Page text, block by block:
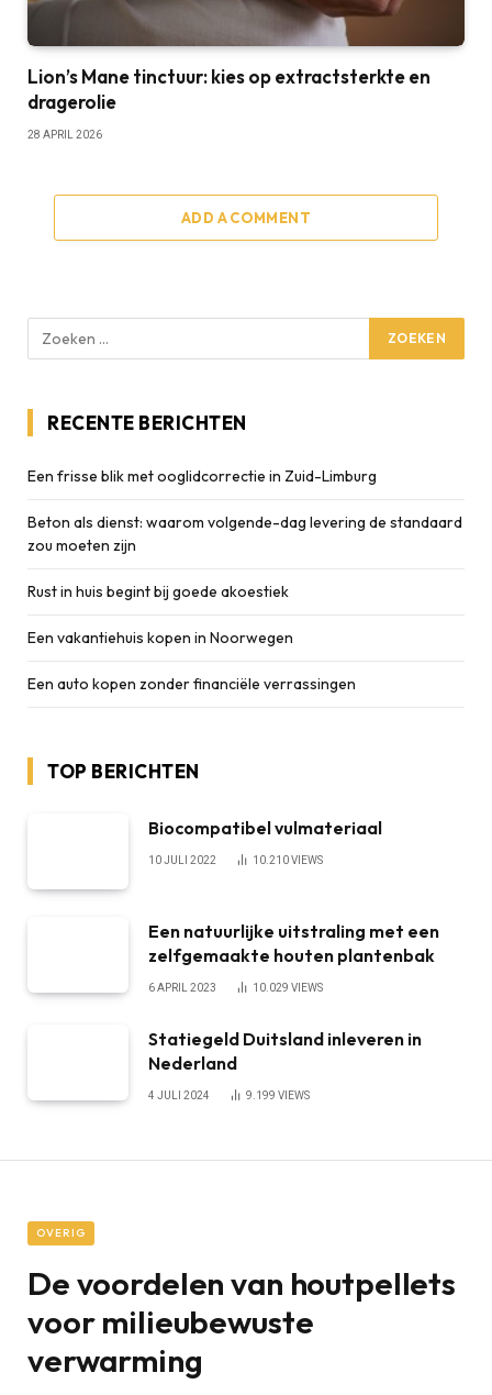
Lion’s Mane tinctuur: kies op extractsterkte en
dragerolie
28 APRIL 2026
ADD A COMMENT
RECENTE BERICHTEN
Een frisse blik met ooglidcorrectie in Zuid-Limburg
Beton als dienst: waarom volgende-dag levering de standaard
zou moeten zijn
Rust in huis begint bij goede akoestiek
Een vakantiehuis kopen in Noorwegen
Een auto kopen zonder financiële verrassingen
TOP BERICHTEN
Biocompatibel vulmateriaal
10 JULI 2022 10.210VIEWS
Een natuurlijke uitstraling met een
zelfgemaakte houten plantenbak
6 APRIL 2023 10.029 VIEWS
Statiegeld Duitsland inleveren in
Nederland
4 JULI 2024 9.199 VIEWS
OVERIG
De voordelen van houtpellets
voor milieubewuste
verwarming